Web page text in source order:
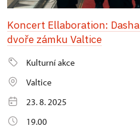
Koncert Ellaboration:
dvoře zámku Valtice
Kulturní akce
Valtice
23. 8. 2025
19.00